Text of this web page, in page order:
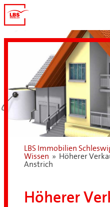
LBS Immobilien
Wissen » Höherer
Anstrich
Höherer